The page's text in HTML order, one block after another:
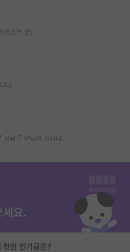
하소연 글)
다.
람을 만나야 합니다.
핫한 인기글은?